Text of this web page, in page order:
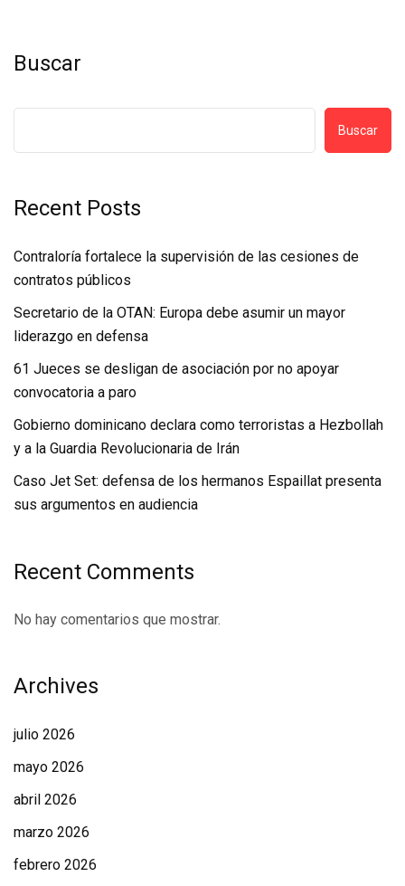
Buscar
Buscar
Recent Posts
Contraloría fortalece la supervisión de las cesiones de
contratos públicos
Secretario de la OTAN: Europa debe asumir un mayor
liderazgo en defensa
61 Jueces se desligan de asociación por no apoyar
convocatoria a paro
Gobierno dominicano declara como terroristas a Hezbollah
y a la Guardia Revolucionaria de Irán
Caso Jet Set: defensa de los hermanos Espaillat presenta
sus argumentos en audiencia
Recent Comments
No hay comentarios que mostrar.
Archives
julio 2026
mayo 2026
abril 2026
marzo 2026
febrero 2026